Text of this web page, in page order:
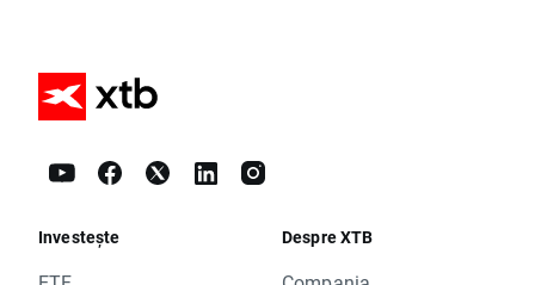
Investește Despre XTB